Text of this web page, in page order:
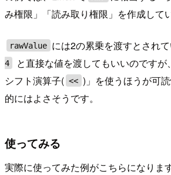
み権限」「読み取り権限」を作成して
rawValue には2の累乗を渡すとされて
4
と直接な値を渡してもいいのですが
シフト演算子( << )」を使うほうが可
的にはよさそうです。
使ってみる
実際に使ってみた例がこちらになります